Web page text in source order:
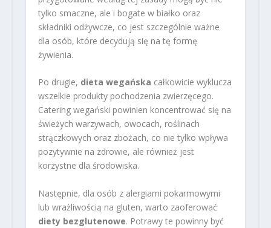
tylko smaczne, ale i bogate w białko oraz
składniki odżywcze, co jest szczególnie ważne
dla osób, które decydują się na tę formę
żywienia.
Po drugie, dieta wegańska całkowicie wyklucza
wszelkie produkty pochodzenia zwierzęcego.
Catering wegański powinien koncentrować się na
świeżych warzywach, owocach, roślinach
strączkowych oraz zbożach, co nie tylko wpływa
pozytywnie na zdrowie, ale również jest
korzystne dla środowiska.
Następnie, dla osób z alergiami pokarmowymi
lub wrażliwością na gluten, warto zaoferować
diety bezglutenowe. Potrawy te powinny być